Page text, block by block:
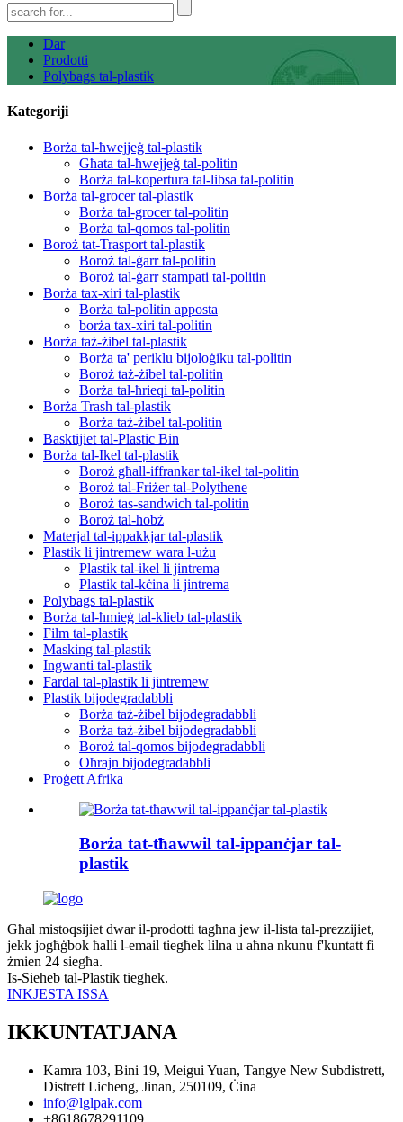
Dar
Prodotti
Polybags tal-plastik
Kategoriji
Borża tal-ħwejjeġ tal-plastik
Għata tal-ħwejjeġ tal-politin
Borża tal-kopertura tal-libsa tal-politin
Borża tal-grocer tal-plastik
Borża tal-grocer tal-politin
Borża tal-qomos tal-politin
Boroż tat-Trasport tal-plastik
Boroż tal-ġarr tal-politin
Boroż tal-ġarr stampati tal-politin
Borża tax-xiri tal-plastik
Borża tal-politin apposta
borża tax-xiri tal-politin
Borża taż-żibel tal-plastik
Borża ta' periklu bijoloġiku tal-politin
Boroż taż-żibel tal-politin
Borża tal-ħrieqi tal-politin
Borża Trash tal-plastik
Borża taż-żibel tal-politin
Basktijiet tal-Plastic Bin
Borża tal-Ikel tal-plastik
Boroż għall-iffrankar tal-ikel tal-politin
Boroż tal-Friżer tal-Polythene
Boroż tas-sandwich tal-politin
Boroż tal-ħobż
Materjal tal-ippakkjar tal-plastik
Plastik li jintremew wara l-użu
Plastik tal-ikel li jintrema
Plastik tal-kċina li jintrema
Polybags tal-plastik
Borża tal-ħmieġ tal-klieb tal-plastik
Film tal-plastik
Masking tal-plastik
Ingwanti tal-plastik
Fardal tal-plastik li jintremew
Plastik bijodegradabbli
Borża taż-żibel bijodegradabbli
Borża taż-żibel bijodegradabbli
Boroż tal-qomos bijodegradabbli
Oħrajn bijodegradabbli
Proġett Afrika
Borża tat-tħawwil tal-ippanċjar tal-
plastik
Għal mistoqsijiet dwar il-prodotti tagħna jew il-lista tal-prezzijiet,
jekk jogħġbok ħalli l-email tiegħek lilna u aħna nkunu f'kuntatt fi
żmien 24 siegħa.
Is-Sieħeb tal-Plastik tiegħek.
INKJESTA ISSA
IKKUNTATJANA
Kamra 103, Bini 19, Meigui Yuan, Tangye New Subdistrett,
Distrett Licheng, Jinan, 250109, Ċina
info@lglpak.com
+8618678291109